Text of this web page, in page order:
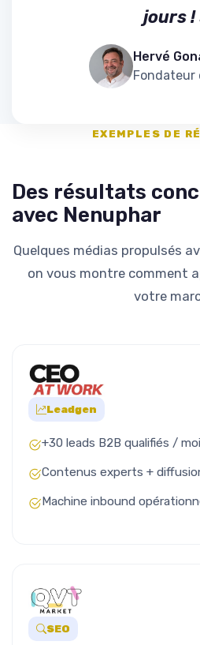
jours !
Hervé
Fondateur
EXEMPLES DE
Des résultats
avec Nenuphar
Quelques médias propulsés
on vous montre comment
votre
Leadgen
+30 leads B2B qualifiés /
Contenus experts +
Machine inbound
SEO